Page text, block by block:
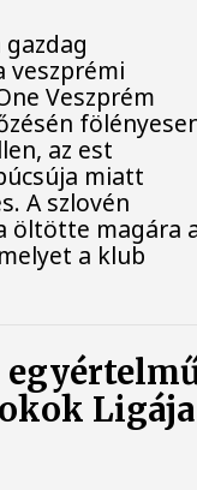
Veszprém
az est
miatt
A szlovén
öltötte magára
a klub
Ligája